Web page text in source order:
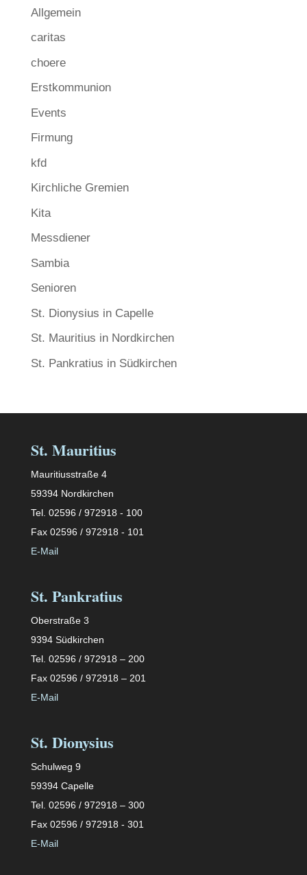
Allgemein
caritas
choere
Erstkommunion
Events
Firmung
kfd
Kirchliche Gremien
Kita
Messdiener
Sambia
Senioren
St. Dionysius in Capelle
St. Mauritius in Nordkirchen
St. Pankratius in Südkirchen
St. Mauritius
Mauritiusstraße 4
59394 Nordkirchen
Tel. 02596 / 972918 - 100
Fax 02596 / 972918 - 101
E-Mail
St. Pankratius
Oberstraße 3
9394 Südkirchen
Tel. 02596 / 972918 – 200
Fax 02596 / 972918 – 201
E-Mail
St. Dionysius
Schulweg 9
59394 Capelle
Tel. 02596 / 972918 – 300
Fax 02596 / 972918 - 301
E-Mail